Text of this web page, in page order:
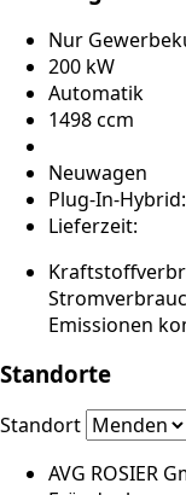
Nur
200 kW
Automatik
1498 ccm
Neuwagen
Plug-In-
Lieferzeit:
Emissionen
Standorte
Standort
AVG ROSIER